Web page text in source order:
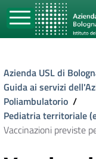
Azienda USL di
Guida ai servizi
Poliambulatorio /
Pediatria territoriale
Vaccinazioni previste